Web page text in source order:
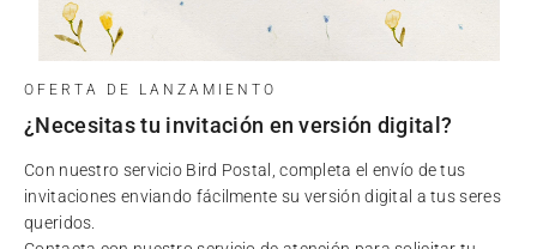
OFERTA DE LANZAMIENTO
¿Necesitas tu invitación en versión digital?
Con nuestro servicio Bird Postal, completa el envío de tus
invitaciones enviando fácilmente su versión digital a tus seres
queridos.